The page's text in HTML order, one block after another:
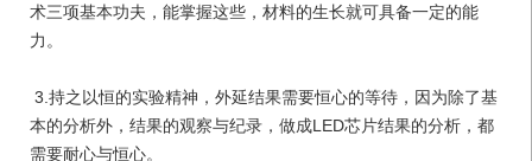
术三项基本功夫，能掌握这些，材料的生长就可具备一定的能
力。
本的分析外，结果的观察与纪录，做成LED芯片结果的分析，都
需要耐心与恒心。